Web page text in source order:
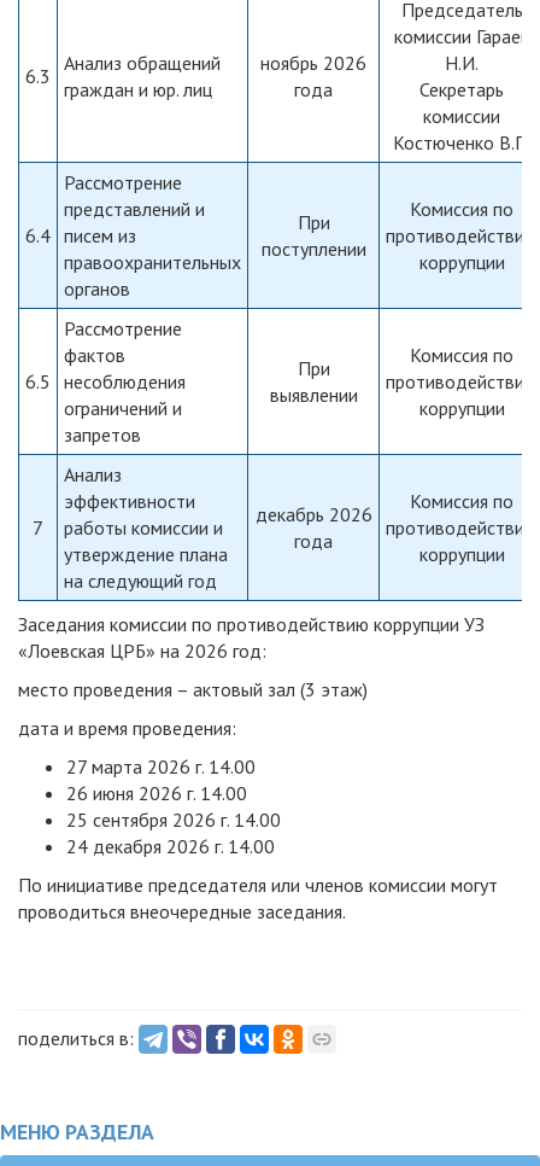
6.3
Анализ обращений
граждан и юр. лиц
ноябрь 2026
года
Председатель
комиссии Гараев
Н.И.
Секретарь
комиссии
Костюченко В.П.
6.4
Рассмотрение
представлений и
писем из
правоохранительных
органов
При
поступлении
Комиссия по
противодействию
коррупции
6.5
Рассмотрение
фактов
несоблюдения
ограничений и
запретов
При
выявлении
Комиссия по
противодействию
коррупции
7
Анализ
эффективности
работы комиссии и
утверждение плана
на следующий год
декабрь 2026
года
Комиссия по
противодействию
коррупции
Заседания комиссии по противодействию коррупции УЗ
«Лоевская ЦРБ» на 2026 год:
место проведения – актовый зал (3 этаж)
дата и время проведения:
27 марта 2026 г. 14.00
26 июня 2026 г. 14.00
25 сентября 2026 г. 14.00
24 декабря 2026 г. 14.00
По инициативе председателя или членов комиссии могут
проводиться внеочередные заседания.
поделиться в:
МЕНЮ РАЗДЕЛА